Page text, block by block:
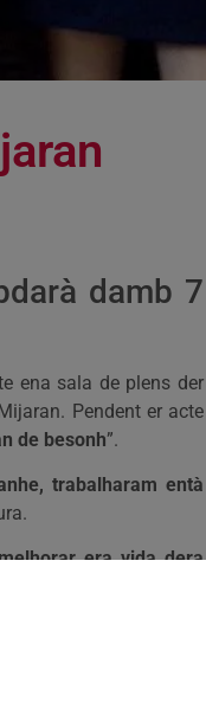
damb 7
ena sala de plens der
Pendent er acte
de besonh”.
trabalharam entà
era vida dera